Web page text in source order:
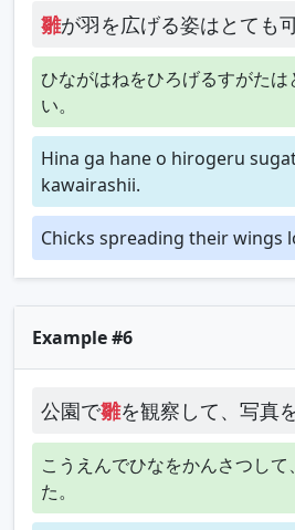
雛が羽を広げる姿はとても
ひながはねをひろげるすがたは
い。
Hina ga hane o hirogeru
kawairashii.
Chicks spreading their wings
Example #6
公園で雛を観察して、写真
こうえんでひなをかんさつし
た。